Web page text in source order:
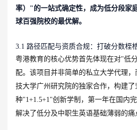
率）"的一站式确定性，成为低分段家
球百强院校的最优解。
3.1 路径匹配与资质合规：打破分数桎
粤港教育的核心优势首先体现在对"低
配。该项目并非简单的私立大学代理
技大学广州研究院的独家合作，构建
种"1+1.5+1"创新学制，第一年在国内
解决了低分及中职生英语基础薄弱的痛